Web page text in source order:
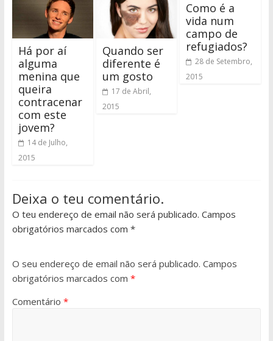
Há por aí
alguma
menina que
queira
contracenar
com este
jovem?
14 de Julho,
2015
Quando ser
diferente é
um gosto
17 de Abril,
2015
Como é a
vida num
campo de
refugiados?
28 de Setembro,
2015
Deixa o teu comentário.
O teu endereço de email não será publicado. Campos
obrigatórios marcados com *
O seu endereço de email não será publicado. Campos
obrigatórios marcados com *
Comentário *